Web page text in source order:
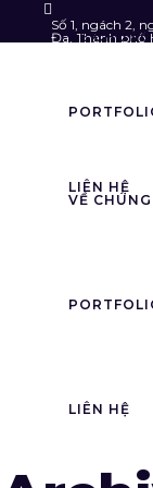
Số 1, ngách 2,
Đa, Thành phố
VỀ
LIÊN HỆ
VỀ
LIÊN HỆ